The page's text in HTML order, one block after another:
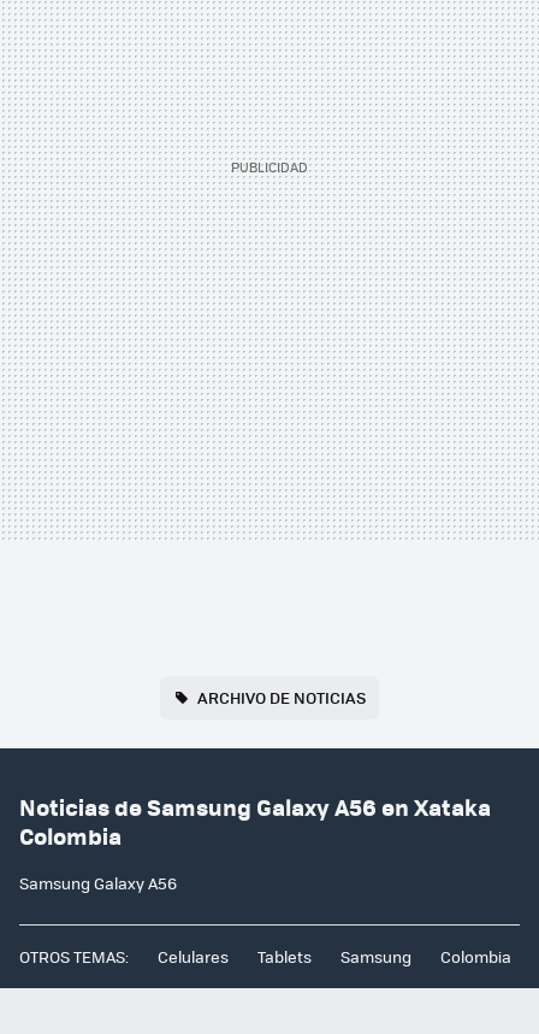
ARCHIVO DE NOTICIAS
Noticias de Samsung Galaxy A56 en Xataka
Colombia
Samsung Galaxy A56
OTROS TEMAS: Celulares Tablets Samsung Colombia